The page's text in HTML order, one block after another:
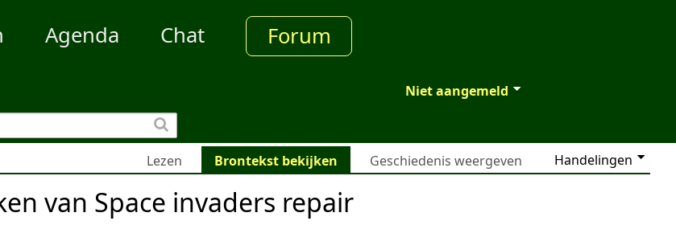
Agenda Chat Forum
Niet aangemeld
Handelingen
Lezen Brontekst bekijken Geschiedenis weergeven
van Space invaders repair